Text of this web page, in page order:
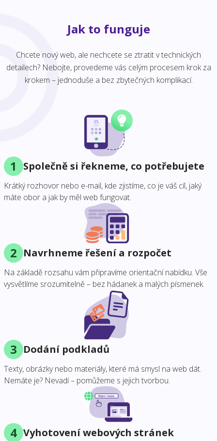
Jak to funguje
Chcete nový web, ale nechcete se ztratit v technických
detailech? Nebojte, provedeme vás celým procesem krok za
krokem – jednoduše a bez zbytečných komplikací.
1 Společně si řekneme, co potřebujete
Krátký rozhovor nebo e-mail, kde zjistíme, co je váš cíl, jaký
máte obor a jak by měl web fungovat.
2 Navrhneme řešení a rozpočet
Na základě rozsahu vám připravíme orientační nabídku. Vše
vysvětlíme srozumitelně – bez hádanek a malých písmenek.
3 Dodání podkladů
Texty, obrázky nebo materiály, které má smysl na web dát.
Nemáte je? Nevadí – pomůžeme s jejich tvorbou.
4 Vyhotovení webových stránek